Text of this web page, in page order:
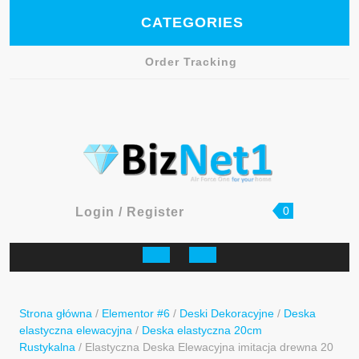
CATEGORIES
Order Tracking
Login / RegisterLogin
Register
shopping
0
Open
Strona główna / Elementor #6 / Deski Dekoracyjne / Deska
elastyczna elewacyjna / Deska elastyczna 20cm
Rustykalna / Elastyczna Deska Elewacyjna imitacja drewna 20